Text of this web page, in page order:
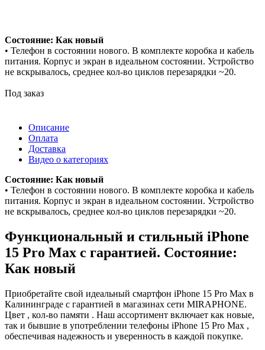
Состояние: Как новый
• Телефон в состоянии нового. В комплекте коробка и кабель
питания. Корпус и экран в идеальном состоянии. Устройство
не вскрывалось, среднее кол-во циклов перезарядки ~20.
Под заказ
Описание
Оплата
Доставка
Видео о категориях
Состояние: Как новый
• Телефон в состоянии нового. В комплекте коробка и кабель
питания. Корпус и экран в идеальном состоянии. Устройство
не вскрывалось, среднее кол-во циклов перезарядки ~20.
Функциональный и стильный iPhone
15 Pro Max с гарантией. Состояние:
Как новый
Приобретайте свой идеальный смартфон iPhone 15 Pro Max в
Калининграде с гарантией в магазинах сети MIRAPHONE.
Цвет , кол-во памяти . Наш ассортимент включает как новые,
так и бывшие в употреблении телефоны iPhone 15 Pro Max ,
обеспечивая надежность и уверенность в каждой покупке.